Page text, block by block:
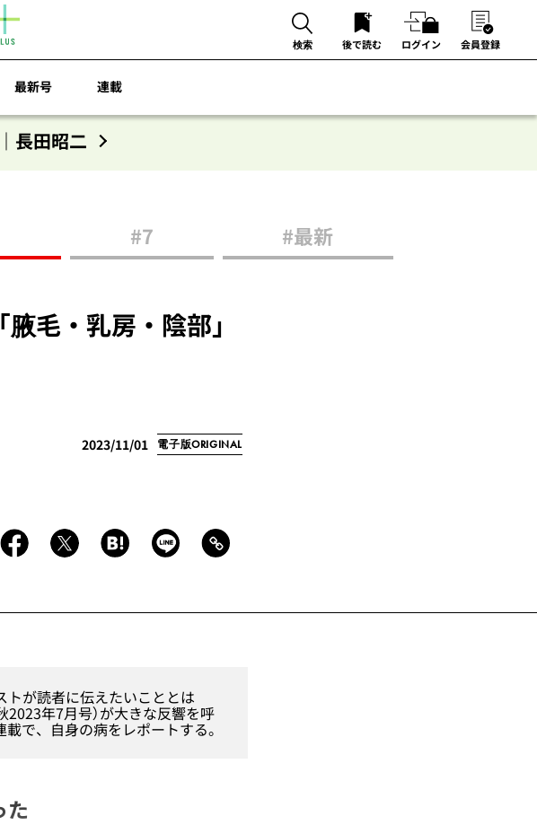
検索 後で読む ログイン 会員登録
最新号 連載
長田昭二
#7 #最新
毛・乳房・陰部」
2023/11/01 電子版ORIGINAL
が読者に伝えたいこととは
秋2023年7月号）が大きな反響を呼
載で、自身の病をレポートする。
た